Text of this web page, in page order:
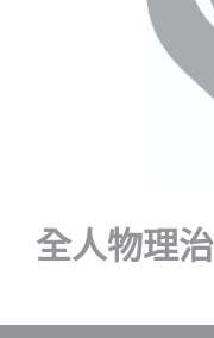
全人物理